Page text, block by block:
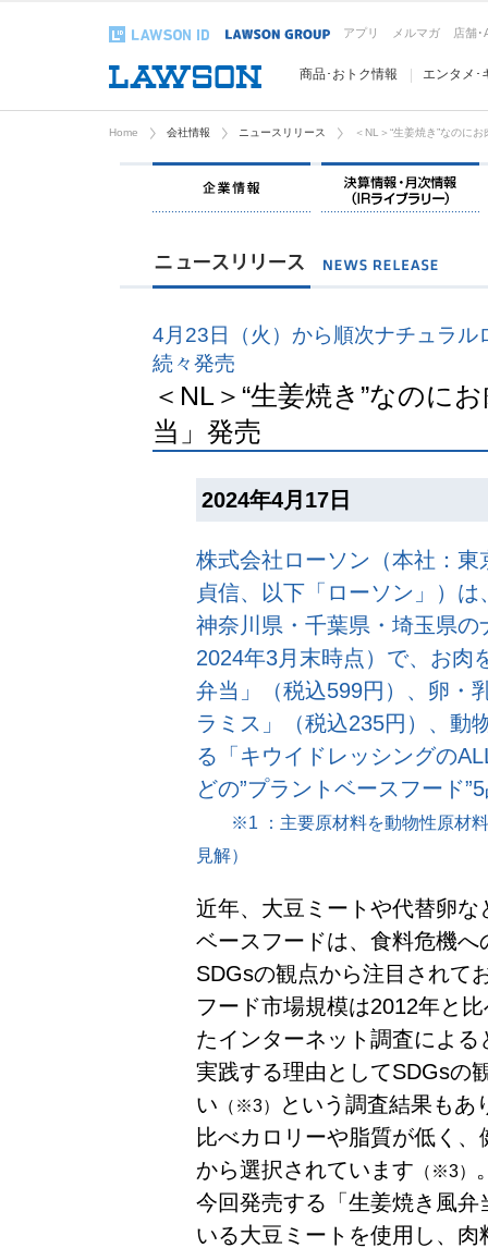
アプリ メルマガ 店舗･
商品･おトク情報 エンタメ･
Home 会社情報 ニュースリリース ＜NL＞“生姜焼き”なのに
企業情報
4月23日（火）から順次ナチュラ
続々発売
＜NL＞“生姜焼き”なのに
当」発売
2024年4月17日
株式会社ローソン（本社：
貞信、以下「ローソン」）
神奈川県・千葉県・埼玉県
2024年3月末時点）で、お肉
弁当」（税込599円）、卵・
ラミス」（税込235円）、動
る「キウイドレッシングの
どの”プラントベースフード
※1 ：主要原材料を動物性原材料
見解）
近年、大豆ミートや代替卵
ベースフードは、食料危機
SDGsの観点から注目されて
フード市場規模は2012年と
たインターネット調査によ
実践する理由としてSDGsの
い （※3）
という調査結果もあ
比べカロリーや脂質が低く
から選択されています （※3）
今回発売する「生姜焼き風
いる大豆ミートを使用し、